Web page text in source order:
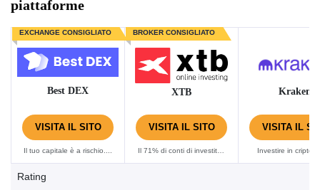
piattaforme
EXCHANGE CONSIGLIATO
Best DEX
VISITA IL SITO
Il tuo capitale è a rischio....
BROKER CONSIGLIATO
XTB
VISITA IL SITO
Il 71% di conti di investitori
Kraken
VISITA IL
Investire in
Rating